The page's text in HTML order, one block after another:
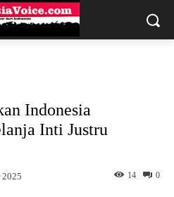
Indonesia
Inti Justru
2025 0
14